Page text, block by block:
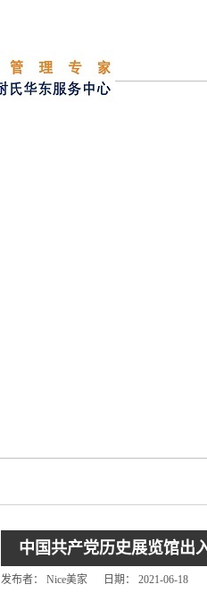
中国共产党历史展览馆出
发布者： Nice美家 日期： 2021-06-18